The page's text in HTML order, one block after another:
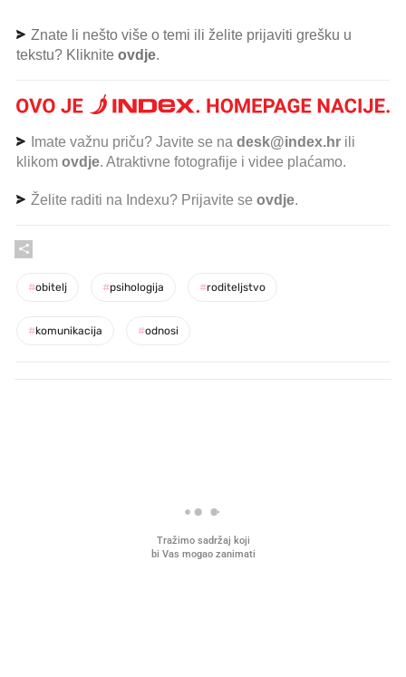
Znate li nešto više o temi ili želite prijaviti grešku u
tekstu? Kliknite ovdje.
Imate važnu priču? Javite se na desk@index.hr ili
klikom ovdje. Atraktivne fotografije i videe plaćamo.
Želite raditi na Indexu? Prijavite se ovdje.
#obitelj #psihologija #roditeljstvo
#komunikacija #odnosi